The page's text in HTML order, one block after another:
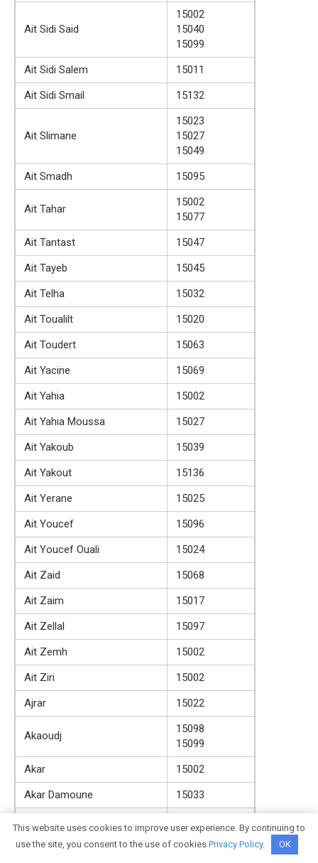
Ait Sidi Said
15002
15040
15099
Ait Sidi Salem
15011
Ait Sidi Smail
15132
Ait Slimane
15023
15027
15049
Ait Smadh
15095
Ait Tahar
15002
15077
Ait Tantast
15047
Ait Tayeb
15045
Ait Telha
15032
Ait Toualilt
15020
Ait Toudert
15063
Ait Yacine
15069
Ait Yahia
15002
Ait Yahia Moussa
15027
Ait Yakoub
15039
Ait Yakout
15136
Ait Yerane
15025
Ait Youcef
15096
Ait Youcef Ouali
15024
Ait Zaid
15068
Ait Zaim
15017
Ait Zellal
15097
Ait Zemh
15002
Ait Ziri
15002
Ajrar
15022
Akaoudj
15098
15099
Akar
15002
Akar Damoune
15033
Akendjour
15029
This website uses cookies to improve user experience. By continuing to
use the site, you consent to the use of cookies Privacy Policy. OK